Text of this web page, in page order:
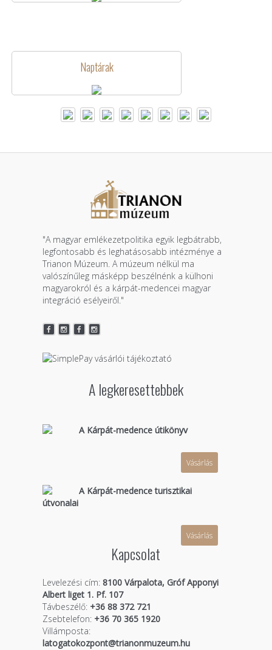
Naptárak
"A magyar emlékezetpolitika egyik legbátrabb,
legfontosabb és leghatásosabb intézménye a
Trianon Múzeum. A múzeum nélkül ma
valószínűleg másképp beszélnénk a külhoni
magyarokról és a kárpát-medencei magyar
integráció esélyeiről."
A legkeresettebbek
A Kárpát-medence útikönyv
Vásárlás
A Kárpát-medence turisztikai
útvonalai
Vásárlás
Kapcsolat
Levelezési cím: 8100 Várpalota, Gróf Apponyi
Albert liget 1. Pf. 107
Távbeszélő:+36 88 372 721
Zsebtelefon:+36 70 365 1920
Villámposta:
latogatokozpont@trianonmuzeum.hu